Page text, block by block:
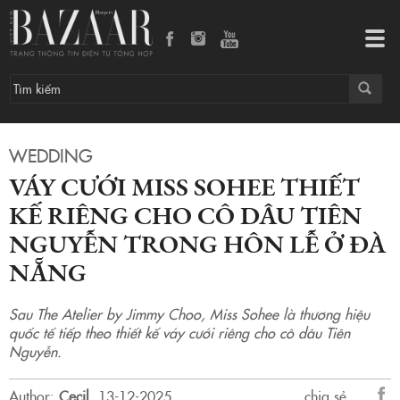
WEDDING
VÁY CƯỚI MISS SOHEE THIẾT
KẾ RIÊNG CHO CÔ DÂU TIÊN
NGUYỄN TRONG HÔN LỄ Ở ĐÀ
NẴNG
Sau The Atelier by Jimmy Choo, Miss Sohee là thương hiệu
quốc tế tiếp theo thiết kế váy cưới riêng cho cô dâu Tiên
Nguyễn.
Author: Cecil. 13-12-2025.
chia sẻ